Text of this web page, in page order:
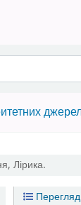
, Лірика.